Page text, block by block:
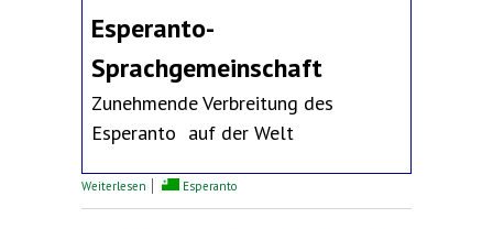
Esperanto-
Sprachgemeinschaft
Zunehmende Verbreitung des
Esperanto auf der Welt
Weiterlesen über Erklärung des Deutschen Esperanto-Bundes
Esperanto